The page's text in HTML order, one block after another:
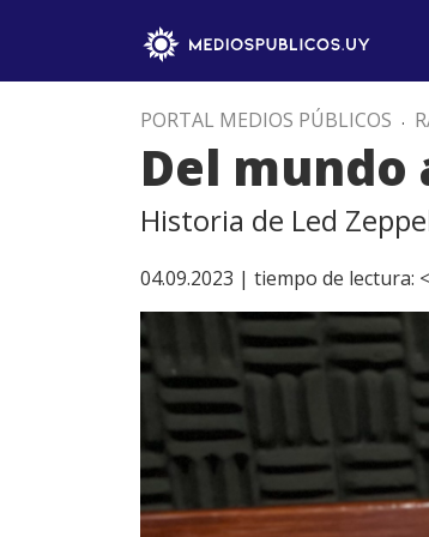
PORTAL MEDIOS PÚBLICOS .
Del mundo
Historia de Led
04.09.2023 | tiempo de lectura: